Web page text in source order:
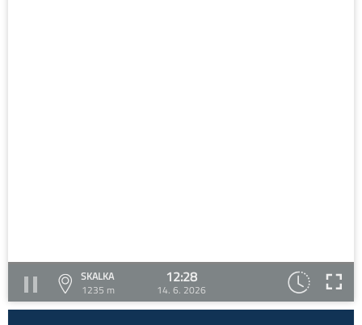
SKALKA
1235 m
12:28
14. 6. 2026